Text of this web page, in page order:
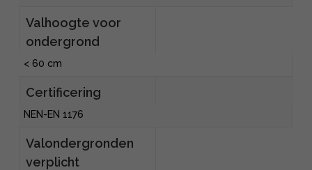
Valhoogte voor
ondergrond
< 60 cm
Certificering
NEN-EN 1176
Valondergronden
verplicht